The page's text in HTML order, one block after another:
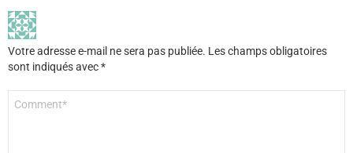
Votre adresse e-mail ne sera pas publiée. Les champs obligatoires
sont indiqués avec*